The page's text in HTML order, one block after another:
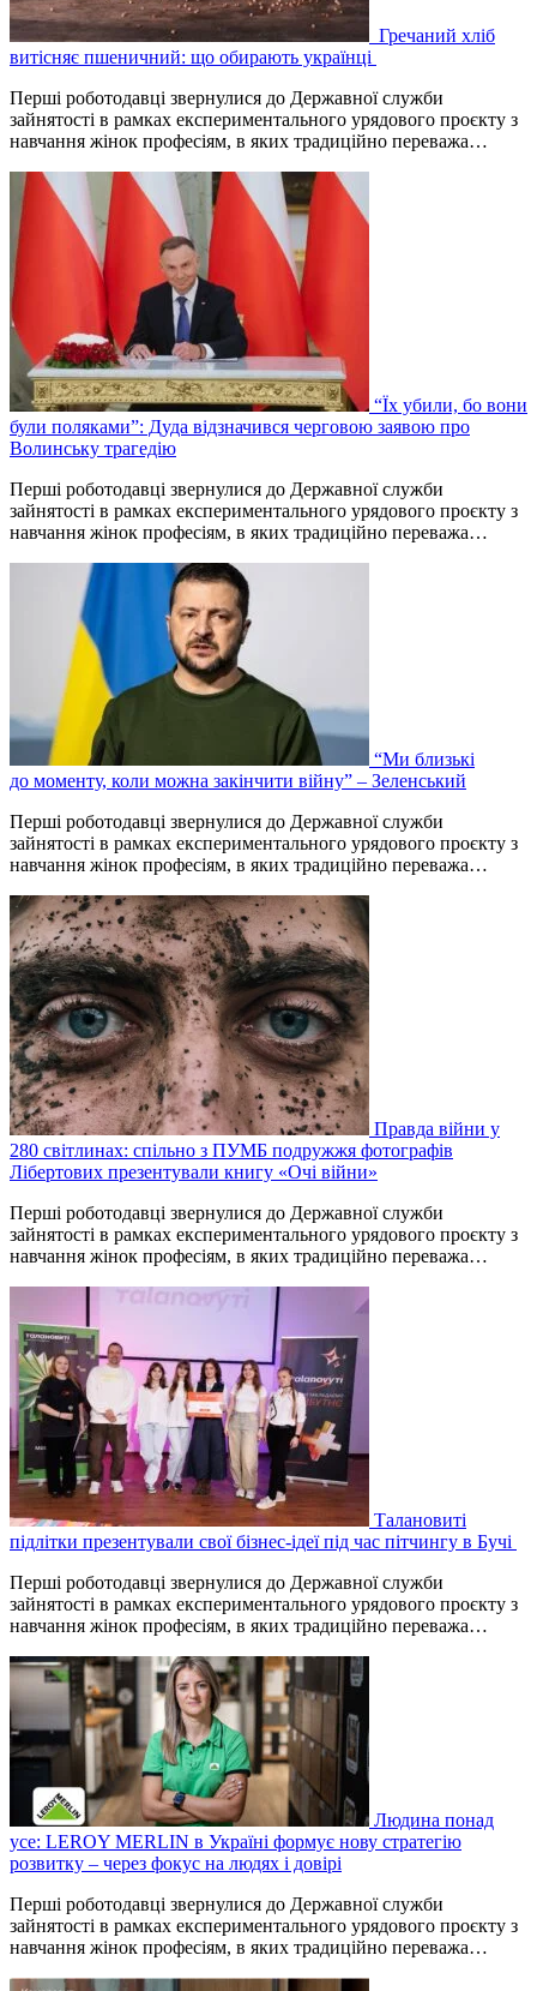
Гречаний хліб
витісняє пшеничний: що обирають українці
Перші роботодавці звернулися до Державної служби
зайнятості в рамках експериментального урядового проєкту з
навчання жінок професіям, в яких традиційно переважа…
“Їх убили, бо вони
були поляками”: Дуда відзначився черговою заявою про
Волинську трагедію
Перші роботодавці звернулися до Державної служби
зайнятості в рамках експериментального урядового проєкту з
навчання жінок професіям, в яких традиційно переважа…
“Ми близькі
до моменту, коли можна закінчити війну” – Зеленський
Перші роботодавці звернулися до Державної служби
зайнятості в рамках експериментального урядового проєкту з
навчання жінок професіям, в яких традиційно переважа…
Правда війни у
280 світлинах: спільно з ПУМБ подружжя фотографів
Лібертових презентували книгу «Очі війни»
Перші роботодавці звернулися до Державної служби
зайнятості в рамках експериментального урядового проєкту з
навчання жінок професіям, в яких традиційно переважа…
Талановиті
підлітки презентували свої бізнес-ідеї під час пітчингу в Бучі
Перші роботодавці звернулися до Державної служби
зайнятості в рамках експериментального урядового проєкту з
навчання жінок професіям, в яких традиційно переважа…
Людина понад
усе: LEROY MERLIN в Україні формує нову стратегію
розвитку – через фокус на людях і довірі
Перші роботодавці звернулися до Державної служби
зайнятості в рамках експериментального урядового проєкту з
навчання жінок професіям, в яких традиційно переважа…